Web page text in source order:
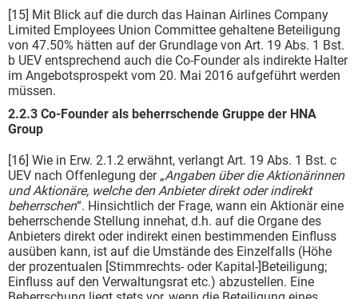
[15] Mit Blick auf die durch das Hainan Airlines Company
Limited Employees Union Committee gehaltene Beteiligung
von 47.50% hätten auf der Grundlage von Art. 19 Abs. 1 Bst.
b UEV entsprechend auch die Co-Founder als indirekte Halter
im Angebotsprospekt vom 20. Mai 2016 aufgeführt werden
müssen.
2.2.3 Co-Founder als beherrschende Gruppe der HNA
Group
[16] Wie in Erw. 2.1.2 erwähnt, verlangt Art. 19 Abs. 1 Bst. c
UEV nach Offenlegung der „Angaben über die Aktionärinnen
und Aktionäre, welche den Anbieter direkt oder indirekt
beherrschen“. Hinsichtlich der Frage, wann ein Aktionär eine
beherrschende Stellung innehat, d.h. auf die Organe des
Anbieters direkt oder indirekt einen bestimmenden Einfluss
ausüben kann, ist auf die Umstände des Einzelfalls (Höhe
der prozentualen [Stimmrechts- oder Kapital-]Beteiligung;
Einfluss auf den Verwaltungsrat etc.) abzustellen. Eine